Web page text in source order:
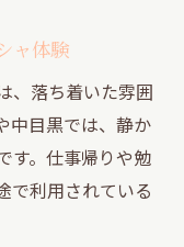
ャ体験
、落ち着いた雰囲
中目黒では、静か
す。仕事帰りや勉
で利用されている